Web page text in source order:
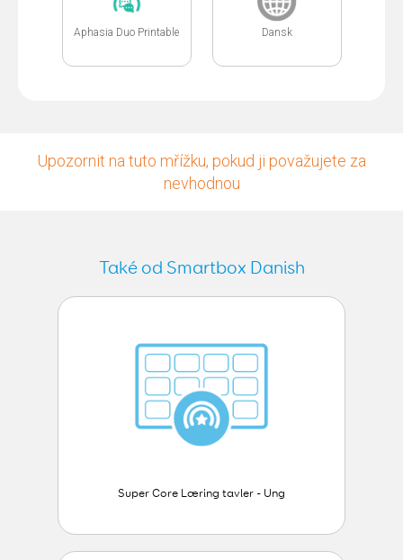
Aphasia Duo Printable Dansk
Upozornit na tuto mřížku, pokud ji považujete za
nevhodnou
Také od Smartbox Danish
Super Core Læring tavler - Ung